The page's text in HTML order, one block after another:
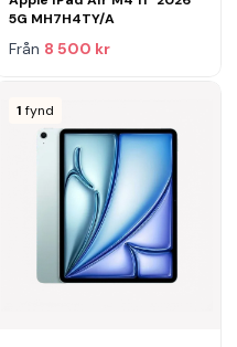
5G MH7H4TY/A
Från 8 500 kr
1 fynd